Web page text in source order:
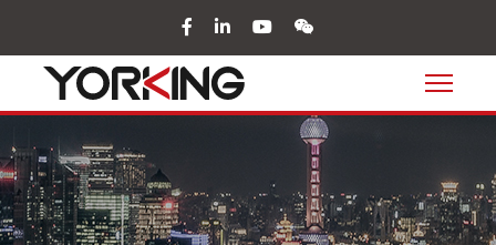
facebook
in youtubewechat